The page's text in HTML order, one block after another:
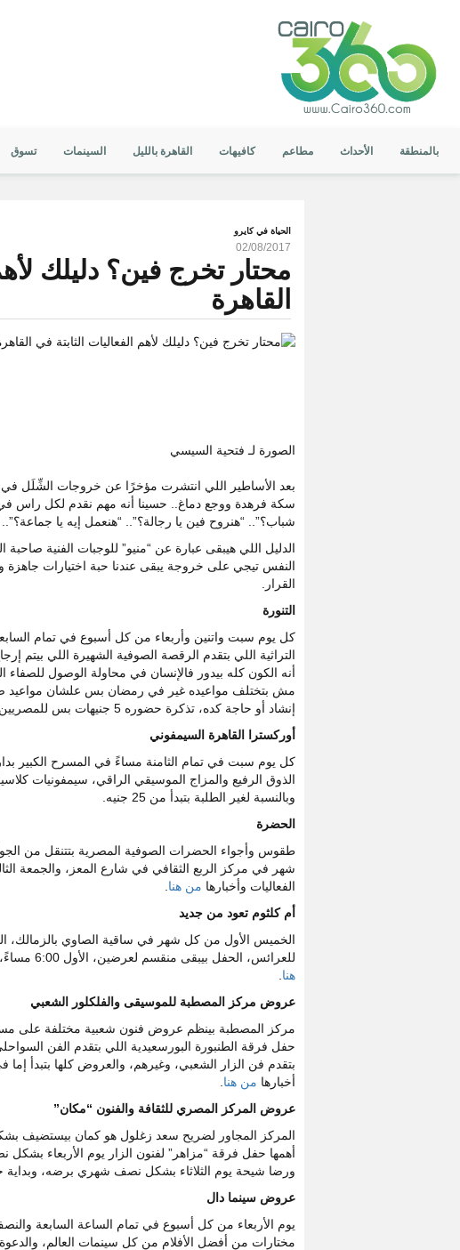
بالمنطقة الأحداث مطاعم كافيهات القاهرة بالليل السينمات تسوق
الحياة في كايرو
02/08/2017
محتار تخرج فين؟ دليلك
القاهرة
الصورة لـ فتحية السيسي
بعد الأساطير اللي انتشرت مؤخرًا عن خروجات الشِّلَل في
سكة فرهدة ووجع دماغ.. حسينا أنه مهم نقدم لكل راس في
شباب؟”.. “هنروح فين يا رجالة؟”.. “هنعمل إيه يا جماعة؟”..
الدليل اللي هيبقى عبارة عن “منيو” للوجبات الفنية
النفس تيجي على خروجة يبقى عندنا حبة اختيارات جاهزة
القرار.
التنورة
كل يوم سبت واتنين وأربعاء من كل أسبوع في تمام
التراثية اللي بتقدم الرقصة الصوفية الشهيرة اللي بيتم
أنه الكون كله بيدور فالإنسان في محاولة الوصول
مش بتختلف مواعيده غير في رمضان بس علشان مواعيد
إنشاد أو حاجة كده، تذكرة حضوره 5 جنيهات بس للمصريين، وللأجانب 30 جنيه.
أوركسترا القاهرة السيمفوني
كل يوم سبت في تمام الثامنة مساءً في المسرح الكبير
وبالنسبة لغير الطلبة بتبدأ من 25 جنيه.
الحضرة
طقوس وأجواء الحضرات الصوفية المصرية بتتنقل من
شهر في مركز الربع الثقافي في شارع المعز، والجمعة
الفعاليات وأخبارها من هنا
أم كلثوم تعود من جديد
الخميس الأول من كل شهر في ساقية الصاوي بالزمالك،
للعرائس، الحفل بيبقى منقسم لعرضين، الأول 6:00 مساءً، والتاني 8:0 مساءً، تابعوا الفعاليات وأخبارها على موقع الساقية
هنا
عروض مركز المصطبة للموسيقى والفلكلور الشعبي
مركز المصطبة بينظم عروض فنون شعبية مختلفة على
حفل فرقة الطنبورة البورسعيدية اللي بتقدم الفن
بتقدم فن الزار الشعبي، وغيرهم، والعروض كلها بتبدأ إما
أخبارها من هنا
عروض المركز المصري للثقافة والفنون “مكان”
المركز المجاور لضريح سعد زغلول هو كمان بيستضيف
أهمها حفل فرقة “مزاهر” لفنون الزار يوم الأربعاء
ورضا شيحة يوم الثلاثاء بشكل نصف شهري برضه، وبداية
عروض سينما دال
يوم الأربعاء من كل أسبوع في تمام الساعة السابعة
مختارات من أفضل الأفلام من كل سينمات العالم،